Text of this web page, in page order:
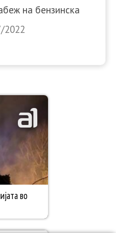
на бензинска
2022